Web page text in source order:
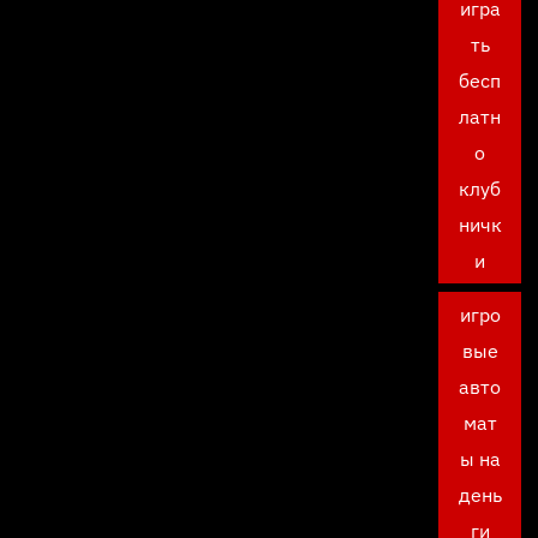
игра
ть
бесп
латн
о
клуб
ничк
и
игро
вые
авто
мат
ы на
день
ги